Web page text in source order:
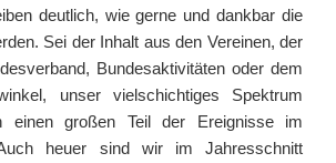
deutlich, wie gerne und dankbar die
Sei der Inhalt aus den Vereinen, der
Bundesaktivitäten oder dem
unser vielschichtiges Spektrum
einen großen Teil der Ereignisse im
heuer sind wir im Jahresschnitt